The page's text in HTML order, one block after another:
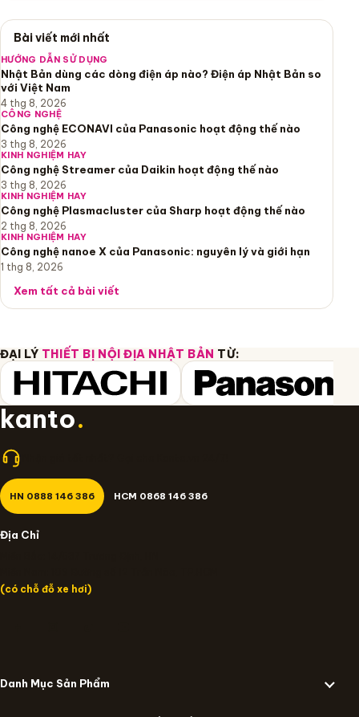
Bài viết mới nhất
HƯỚNG DẪN SỬ DỤNG
Nhật Bản dùng các dòng điện áp nào? Điện áp Nhật Bản so
với Việt Nam
4 thg 8, 2026
CÔNG NGHỆ
Công nghệ ECONAVI của Panasonic hoạt động thế nào
3 thg 8, 2026
KINH NGHIỆM HAY
Công nghệ Streamer của Daikin hoạt động thế nào
3 thg 8, 2026
KINH NGHIỆM HAY
Công nghệ Plasmacluster của Sharp hoạt động thế nào
2 thg 8, 2026
KINH NGHIỆM HAY
Công nghệ nanoe X của Panasonic: nguyên lý và giới hạn
1 thg 8, 2026
Xem tất cả bài viết
ĐẠI LÝ THIẾT BỊ NỘI ĐỊA NHẬT BẢN TỪ:
kanto.
HN 0888 146 386 HCM 0868 146 386
Địa Chỉ
(có chỗ đỗ xe hơi)
Danh Mục Sản Phẩm